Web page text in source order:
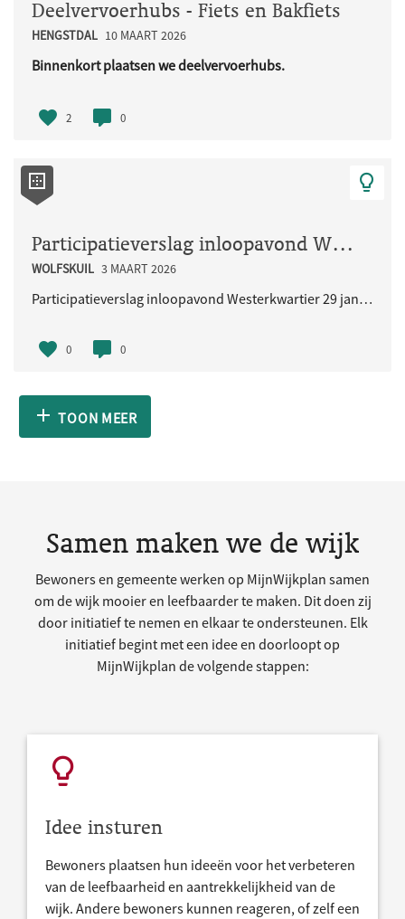
Deelvervoerhubs - Fiets en Bakfiets
HENGSTDAL 10 MAART 2026
Binnenkort plaatsen we deelvervoerhubs.
2 0
Participatieverslag inloopavond Westerkwartier 29 januari 2026
WOLFSKUIL 3 MAART 2026
Participatieverslag inloopavond Westerkwartier 29 januari 2026
0 0
TOON MEER
Samen maken we de wijk
Bewoners en gemeente werken op MijnWijkplan samen
om de wijk mooier en leefbaarder te maken. Dit doen zij
door initiatief te nemen en elkaar te ondersteunen. Elk
initiatief begint met een idee en doorloopt op
MijnWijkplan de volgende stappen:
Idee insturen
Bewoners plaatsen hun ideeën voor het verbeteren
van de leefbaarheid en aantrekkelijkheid van de
wijk. Andere bewoners kunnen reageren, of zelf een